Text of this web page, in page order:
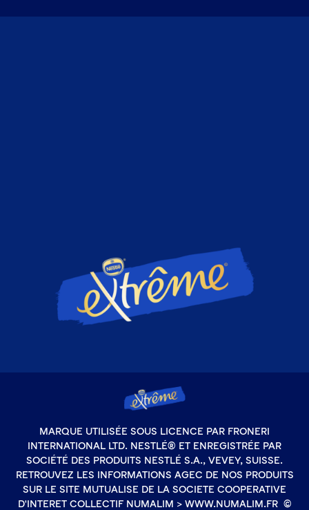
MARQUE UTILISÉE SOUS LICENCE PAR FRONERI
INTERNATIONAL LTD. NESTLÉ® ET ENREGISTRÉE PAR
SOCIÉTÉ DES PRODUITS NESTLÉ S.A., VEVEY, SUISSE.
RETROUVEZ LES INFORMATIONS AGEC DE NOS PRODUITS
SUR LE SITE MUTUALISE DE LA SOCIETE COOPERATIVE
D'INTERET COLLECTIF NUMALIM > WWW.NUMALIM.FR ©